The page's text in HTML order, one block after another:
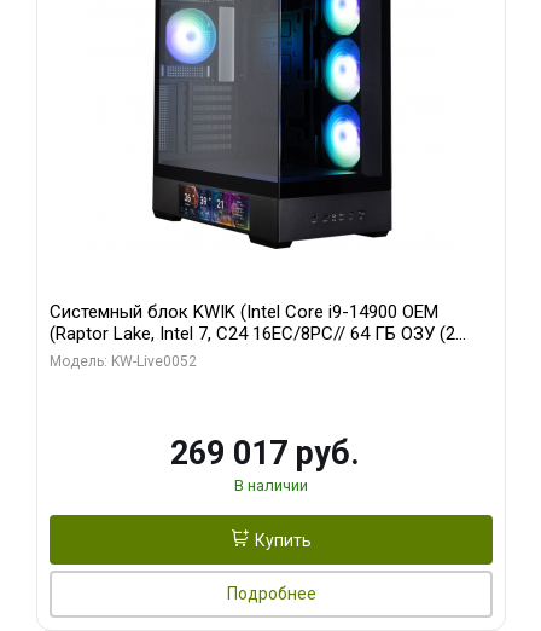
Системный блок KWIK (Intel Core i9-14900 OEM
(Raptor Lake, Intel 7, C24 16EC/8PC// 64 ГБ ОЗУ (2
модуля)/ Palit RTX5080 GAMINGPRO OC 16GB GDDR7
Модель: KW-Live0052
269 017 руб.
В наличии
Купить
Подробнее